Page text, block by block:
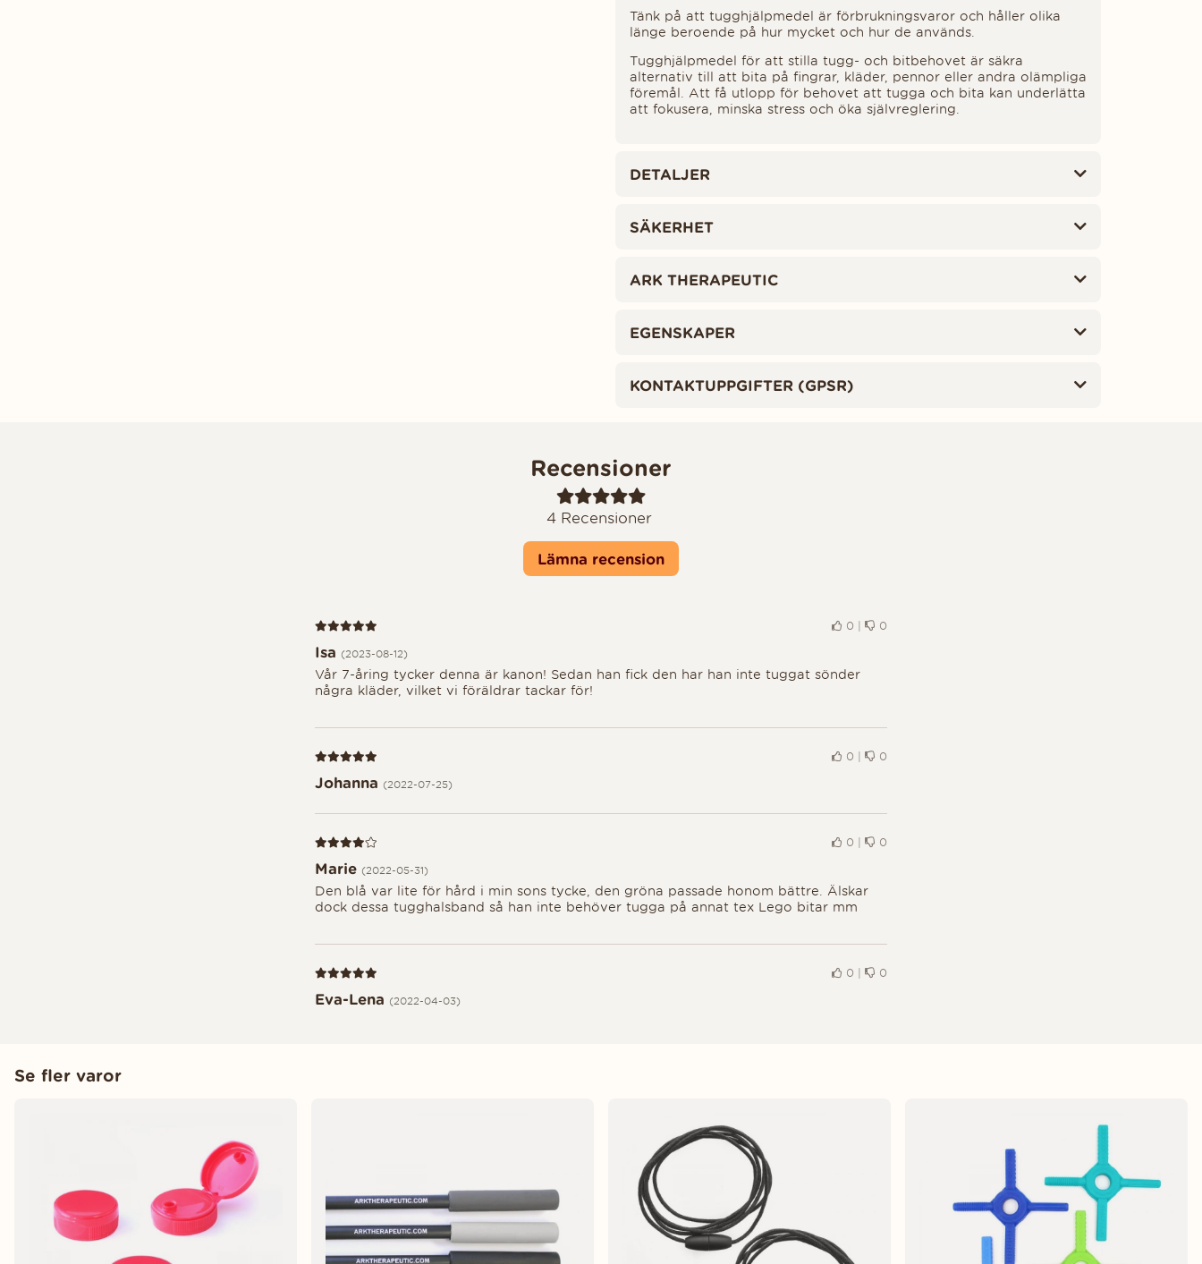
Tänk på att tugghjälpmedel är förbrukningsvaror och håller olika
länge beroende på hur mycket och hur de används.
Tugghjälpmedel för att stilla tugg- och bitbehovet är säkra
alternativ till att bita på fingrar, kläder, pennor eller andra olämpliga
föremål. Att få utlopp för behovet att tugga och bita kan underlätta
att fokusera, minska stress och öka självreglering.
DETALJER
SÄKERHET
ARK THERAPEUTIC
EGENSKAPER
KONTAKTUPPGIFTER (GPSR)
Recensioner
4Recensioner
Lämna recension
Recension 5 av 5 0 0
Isa (2023-08-12)
Vår 7-åring tycker denna är kanon! Sedan han fick den har han inte tuggat sönder
några kläder, vilket vi föräldrar tackar för!
Recension 5 av 5 0 0
Johanna (2022-07-25)
Recension 4 av 5 0 0
Marie (2022-05-31)
Den blå var lite för hård i min sons tycke, den gröna passade honom bättre. Älskar
dock dessa tugghalsband så han inte behöver tugga på annat tex Lego bitar mm
Recension 5 av 5 0 0
Eva-Lena (2022-04-03)
Se fler varor